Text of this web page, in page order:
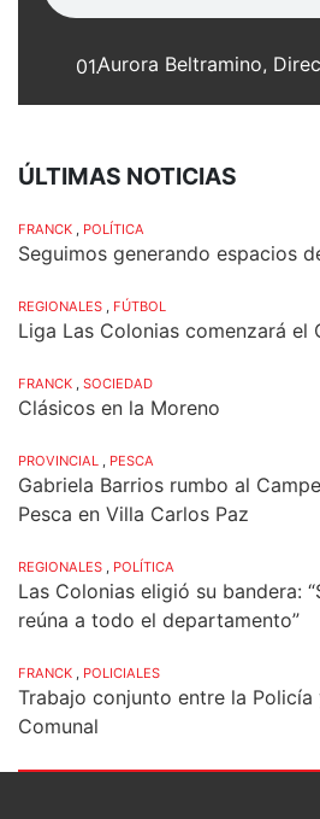
01.
ÚLTIMAS NOTICIAS
FRANCK , POLÍTICA
Seguimos generando espacios
REGIONALES , FÚTBOL
Liga Las Colonias comenzará el
FRANCK , SOCIEDAD
Clásicos en la Moreno
PROVINCIAL , PESCA
Gabriela Barrios rumbo al
Pesca en Villa Carlos Paz
REGIONALES , POLÍTICA
Las Colonias eligió su bandera:
reúna a todo el departamento”
FRANCK , POLICIALES
Trabajo conjunto entre la Policía
Comunal